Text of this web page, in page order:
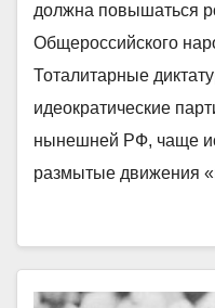
должна повышаться
Общероссийского
Тоталитарные
идеократические
нынешней РФ, чаще
размытые движения